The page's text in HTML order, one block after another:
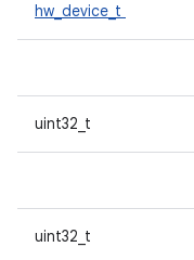
hw_device_t
uint32_t
uint32_t